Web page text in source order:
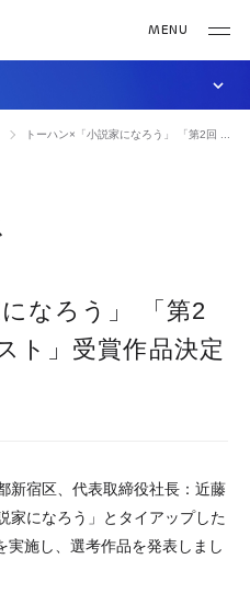
トーハン×「小説家になろう」 「第2回 ...
なろう」 「第2
ト」受賞作品決定
新宿区、代表取締役社長：近藤
家になろう」とタイアップした
実施し、選考作品を発表しまし